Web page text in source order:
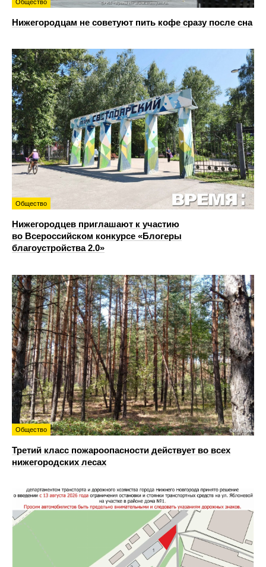
Общество
Нижегородцам не советуют пить кофе сразу после сна
Общество
Нижегородцев приглашают к участию
во Всероссийском конкурсе «Блогеры
благоустройства 2.0»
Общество
Третий класс пожароопасности действует во всех
нижегородских лесах